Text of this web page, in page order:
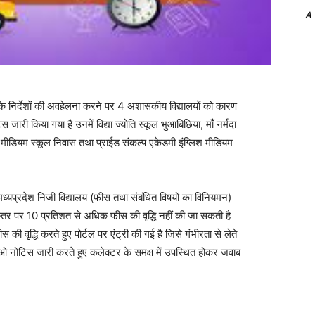
की अवहेलना करने पर 4 अशासकीय विद्यालयों को कारण
किया गया है उनमें विद्या ज्योति स्कूल भुआबिछिया, माँ नर्मदा
स्कूल निवास तथा प्राईड संकल्प एकेडमी इंग्लिश मीडियम
विद्यालय (फीस तथा संबंधित विषयों का विनियमन)
पर 10 प्रतिशत से अधिक फीस की वृद्धि नहीं की जा सकती है
की वृद्धि करते हुए पोर्टल पर एंट्री की गई है जिसे गंभीरता से लेते
नोटिस जारी करते हुए कलेक्टर के समक्ष में उपस्थित होकर जवाब
A